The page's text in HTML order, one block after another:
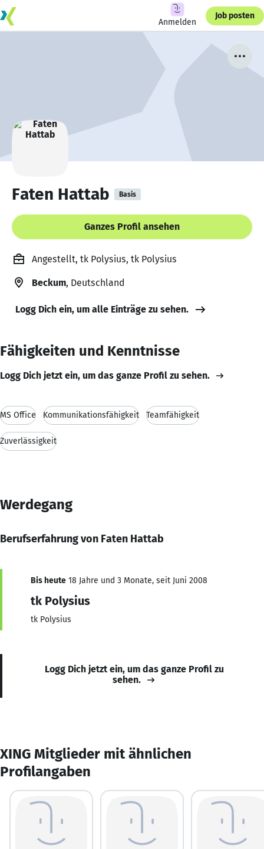
Anmelden
Job posten
Faten Hattab Basis
Ganzes Profil ansehen
Angestellt, tk Polysius, tk Polysius
Beckum, Deutschland
Logg Dich ein, um alle Einträge zu sehen.
Fähigkeiten und Kenntnisse
Logg Dich jetzt ein, um das ganze Profil zu sehen.
MS Office Kommunikationsfähigkeit Teamfähigkeit
Zuverlässigkeit
Werdegang
Berufserfahrung von Faten Hattab
Bis heute 18 Jahre und 3 Monate, seit Juni 2008
tk Polysius
tk Polysius
Logg Dich jetzt ein, um das ganze Profil zu
sehen.
XING Mitglieder mit ähnlichen
Profilangaben